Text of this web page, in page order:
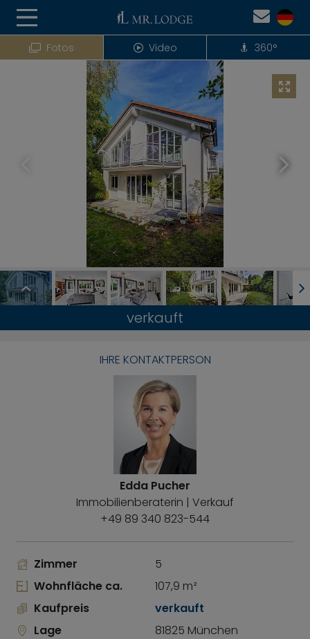
Fotos Video 360°
verkauft
IHRE KONTAKTPERSON
Edda Pucher
Immobilienberaterin | Verkauf
+49 89 340 823-544
Zimmer
5
Wohnfläche ca.
107,9 m²
Kaufpreis
verkauft
Lage
81825 München